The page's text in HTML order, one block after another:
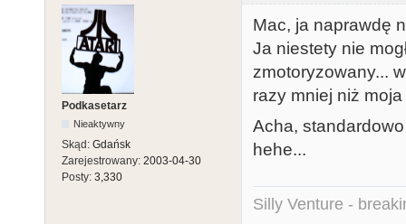
Podkasetarz
Nieaktywny
Skąd: Gdańsk
Zarejestrowany: 2003-04-30
Posty: 3,330
Mac, ja naprawdę
Ja niestety nie
zmotoryzowany...
razy mniej niż
Acha,
hehe...
Silly Venture -